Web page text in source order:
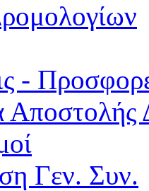
-
Αποστολής
Γεν. Συν.